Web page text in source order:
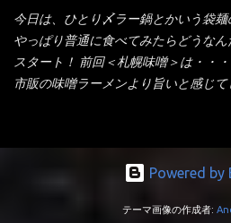
は、どちらも柔らかいと感じは同じ
いのね。 箸で持ち上げた状態は・・
蒙古タンメン中本カップ どちらも箸
い！ そう湯を吸って伸びたような麺
い。 多分麺は、厚みとストレートか...
しては廉価版のポジション・・・ 事
本品なんか出前一丁などと一緒くた
スープが主流でしょう！？だから味
覚）と云うのが評価です。 正直現在
ヨ～ でも熊が＼買ってね！／と泣い
た。 それじゃ～食べましょうか！
在庫が無いため・・・キャベツだ！
今日は、ひとり〆ラー鍋とかいう袋麺
やっぱり普通に食べてみたらどうな
スタート！ 前回＜札幌味噌＞は・・
市販の味噌ラーメンより旨いと感じ
おひとり用鍋の素です。辛麺屋輪を
旨みが染み出たスープに鍋によく合
が溶け出たスープと、麺にからむ粗
Powered by
テーマ画像の作成者: